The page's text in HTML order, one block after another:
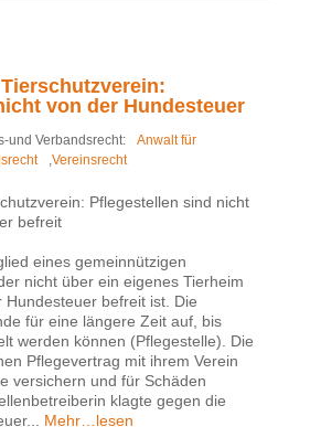
von der Hundesteuer
und Verbandsrecht:
Anwalt für
Vereinsrecht
Pflegestellen sind nicht
befreit
eines gemeinnützigen
nicht über ein eigenes Tierheim
befreit ist. Die
für eine längere Zeit auf, bis
werden können (Pflegestelle). Die
Pflegevertrag mit ihrem Verein
versichern und für Schäden
klagte gegen die
Mehr…lesen